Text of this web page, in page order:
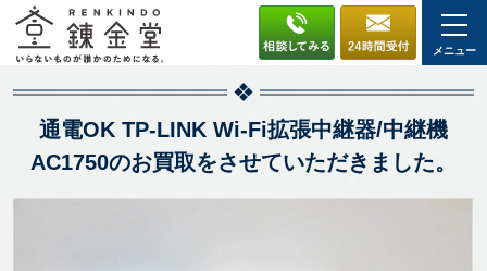
メニュー
通電OK TP-LINK Wi-Fi拡張中継器/中継機
AC1750のお買取をさせていただきました。